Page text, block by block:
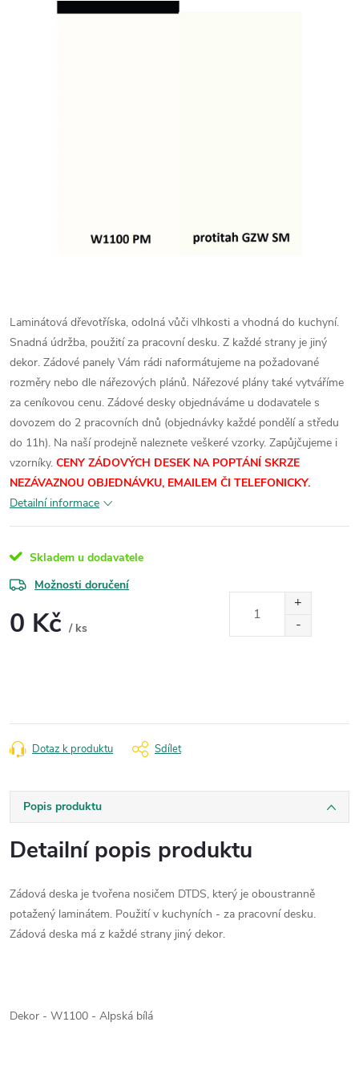
Laminátová dřevotříska, odolná vůči vlhkosti a vhodná do kuchyní.
Snadná údržba, použití za pracovní desku. Z každé strany je jiný
dekor. Zádové panely Vám rádi naformátujeme na požadované
rozměry nebo dle nářezových plánů. Nářezové plány také vytváříme
za ceníkovou cenu. Zádové desky objednáváme u dodavatele s
dovozem do 2 pracovních dnů (objednávky každé pondělí a středu
do 11h). Na naší prodejně naleznete veškeré vzorky. Zapůjčujeme i
vzorníky. CENY ZÁDOVÝCH DESEK NA POPTÁNÍ SKRZE
NEZÁVAZNOU OBJEDNÁVKU, EMAILEM ČI TELEFONICKY.
Detailní informace
Skladem u dodavatele
Možnosti doručení
0 Kč / ks
Dotaz k produktu Sdílet
Popis produktu
Detailní popis produktu
Zádová deska je tvořena nosičem DTDS, který je oboustranně
potažený laminátem. Použití v kuchyních - za pracovní desku.
Zádová deska má z každé strany jiný dekor.
Dekor - W1100 - Alpská bílá